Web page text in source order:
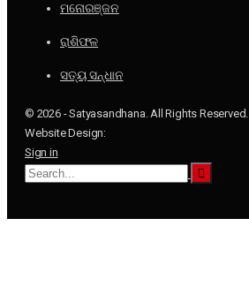
ମନୋରଞ୍ଜନ
ରାଶିଫଳ
ସତ୍ୟ ସନ୍ଧାନ
© 2026 - Satyasandhana. All Rights Reserved.
Website Design:
Sign in